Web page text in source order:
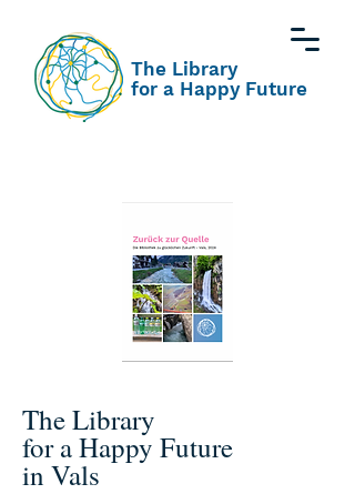
The Library
for a Happy Future
The Library
for a Happy Future
in Vals